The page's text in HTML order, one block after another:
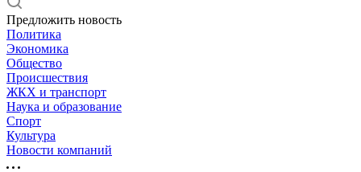
Предложить новость
Политика
Экономика
Общество
Происшествия
ЖКХ и транспорт
Наука и образование
Спорт
Культура
Новости компаний